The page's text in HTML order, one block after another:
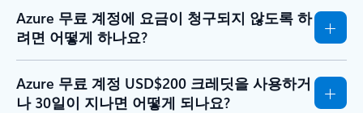
Azure 무료 계정에 요금이 청구되지 않도록 하
려면 어떻게 하나요?
Azure 무료 계정 USD$200 크레딧을 사용하거
나 30일이 지나면 어떻게 되나요?